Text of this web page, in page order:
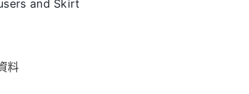
and Skirt
料